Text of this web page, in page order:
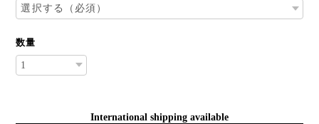
数量
International shipping available